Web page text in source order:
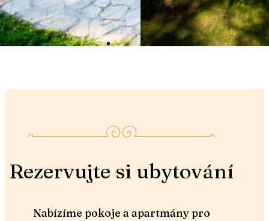
Rezervujte si ubytování
Nabízíme pokoje a apartmány pro